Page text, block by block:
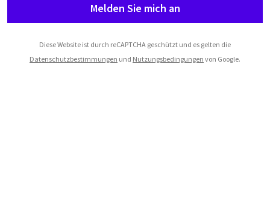
Melden Sie mich an
Diese Website ist durch reCAPTCHA geschützt und es gelten die
Datenschutzbestimmungen und Nutzungsbedingungen von Google.